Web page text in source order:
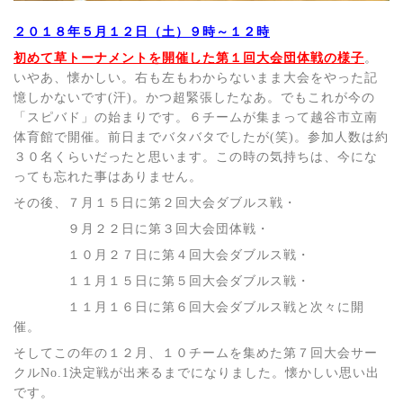
２０１８年５月１２日（土）９時～１２時
初めて草トーナメントを開催した第１回大会団体戦の様子 。
いやあ、懐かしい。右も左もわからないまま大会をやった記
憶しかないです(汗)。かつ超緊張したなあ。でもこれが今の
「スピバド」の始まりです。６チームが集まって越谷市立南
体育館で開催。前日までバタバタでしたが(笑)。参加人数は約
３０名くらいだったと思います。この時の気持ちは、今にな
っても忘れた事はありません。
その後、７月１５日に第２回大会ダブルス戦・
９月２２日に第３回大会団体戦・
１０月２７日に第４回大会ダブルス戦・
１１月１５日に第５回大会ダブルス戦・
１１月１６日に第６回大会ダブルス戦と次々に開
催。
そしてこの年の１２月、１０チームを集めた第７回大会サー
クルNo.1決定戦が出来るまでになりました。懐かしい思い出
です。